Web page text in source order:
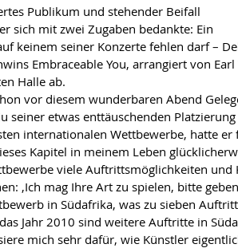
Publikum und stehender Beifall
sich mit zwei Zugaben bedankte: Ein
keinem seiner Konzerte fehlen darf –
Embraceable You, arrangiert von
Halle ab.
vor diesem wunderbaren Abend
seiner etwas enttäuschenden
internationalen Wettbewerbe, hatte er
Kapitel in meinem Leben
viele Auftrittsmöglichkeiten und
‚Ich mag Ihre Art zu spielen, bitte
in Südafrika, was zu sieben
Jahr 2010 sind weitere Auftritte in
mich sehr dafür, wie Künstler